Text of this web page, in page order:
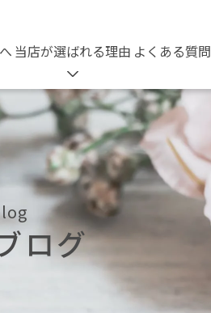
当店が選ばれる理由 よくある質問
ログ